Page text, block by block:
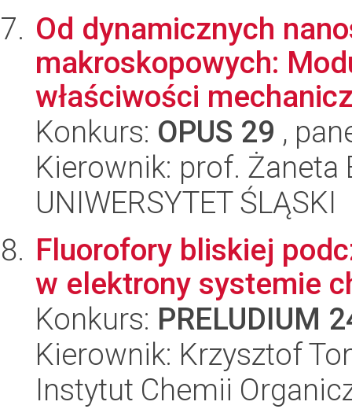
Od dynamicznych
makroskopowych:
właściwości
Konkurs: OPUS 29 ,
Kierownik: prof. Żaneta
UNIWERSYTET ŚLĄSKI
Fluorofory bliskiej
w elektrony systemie
Konkurs: PRELUDIUM
Kierownik: Krzysztof
Instytut Chemii